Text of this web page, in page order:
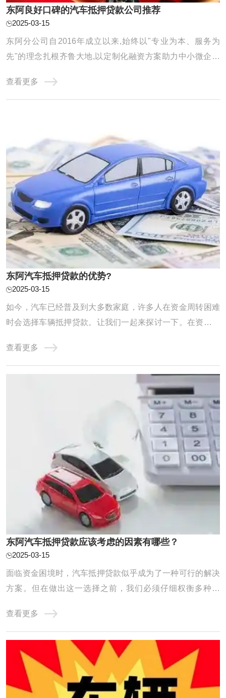
东阿良好口碑的汽车抵押贷款公司推荐
2025-03-15
东阿分公司自2016年成立以来,始终以"专业为本、服务为
先"的理念扎根齐鲁大地,以定制化融资方案助力中小微企业
得到显著增长,在亮眼数据的背后,是团队对服务品质的极致追
求和对客户需求的深刻洞察。 选择可靠的汽车抵押贷款公司
查看更多
东阿汽车抵押贷款的优势?
2025-03-15
如今，汽车已经普及到大多数家庭，许多人在资金周转困难
时会选择车辆抵押贷款。让我们一起来探讨一下。在资金周
有车的朋友来说，车辆抵押贷款可能是一个不错的选择。但
你是否真正了解这种贷款方式的优缺点？什么情况下才适合
选择车辆抵押贷款呢？ 【额度高】：根据信 ...
查看更多
东阿汽车抵押贷款应该考虑的因素有哪些？
2025-03-15
面临资金困境时，汽车抵押贷款似乎成为了一种可行的解决
方案。但在做出这一选择之前，我们必须仔细权衡多种因
障我们的利益。接下来，我们将深入探讨汽车抵押贷款前不
可或缺的考虑要点。 在选择汽车抵押贷款公司时，您可以考
虑以下因素： 1.利率和费用：比较不同贷款公 ...
查看更多